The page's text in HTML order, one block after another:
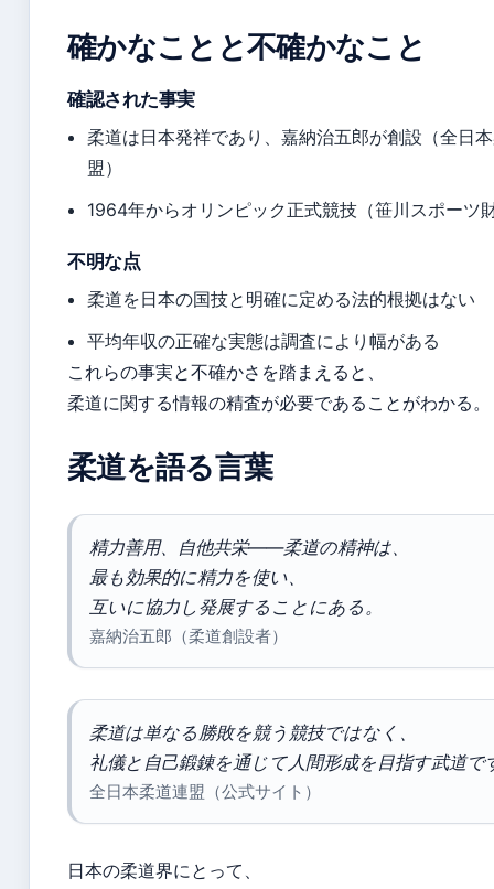
確かなことと不確かなこと
確認された事実
柔道は日本発祥であり、嘉納治五郎が創設（全日
盟）
1964年からオリンピック正式競技（笹川スポーツ
不明な点
柔道を日本の国技と明確に定める法的根拠はない
平均年収の正確な実態は調査により幅がある
これらの事実と不確かさを踏まえると、
柔道に関する情報の精査が必要であることがわかる。
柔道を語る言葉
精力善用、自他共栄——柔道の精神は、
最も効果的に精力を使い、
互いに協力し発展することにある。
嘉納治五郎（柔道創設者）
柔道は単なる勝敗を競う競技ではなく、
礼儀と自己鍛錬を通じて人間形成を目指す武道で
全日本柔道連盟（公式サイト）
日本の柔道界にとって、